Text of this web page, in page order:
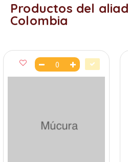
Productos del
Colombia